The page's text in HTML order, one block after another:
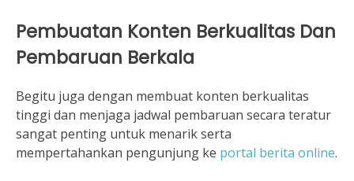
Pembuatan Konten Berkualitas Dan
Pembaruan Berkala
Begitu juga dengan membuat konten berkualitas
tinggi dan menjaga jadwal pembaruan secara teratur
sangat penting untuk menarik serta
mempertahankan pengunjung ke portal berita online.